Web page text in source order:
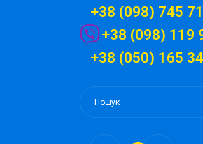
+38 (098) 745
+38 (098) 119
+38 (050) 165